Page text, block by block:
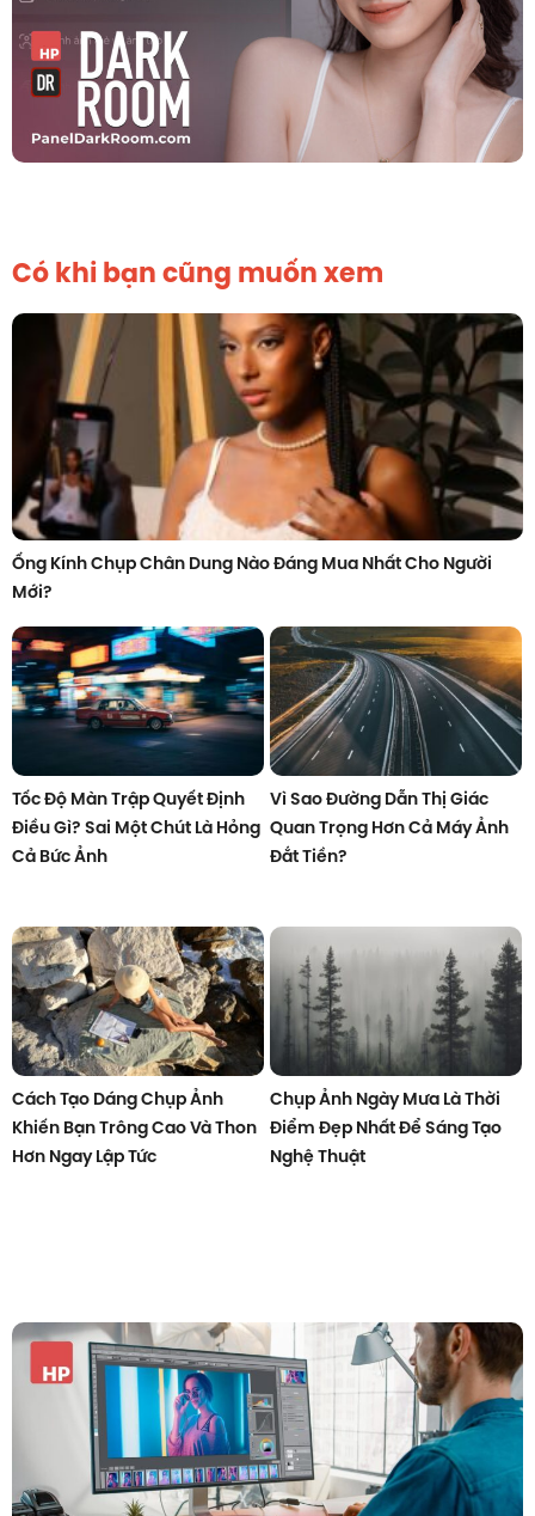
Có khi bạn cũng muốn xem
Ống Kính Chụp Chân Dung Nào Đáng Mua Nhất Cho Người
Mới?
Tốc Độ Màn Trập Quyết Định
Điều Gì? Sai Một Chút Là Hỏng
Cả Bức Ảnh
Vì Sao Đường Dẫn Thị Giác
Quan Trọng Hơn Cả Máy Ảnh
Đắt Tiền?
Cách Tạo Dáng Chụp Ảnh
Khiến Bạn Trông Cao Và Thon
Hơn Ngay Lập Tức
Chụp Ảnh Ngày Mưa Là Thời
Điểm Đẹp Nhất Để Sáng Tạo
Nghệ Thuật